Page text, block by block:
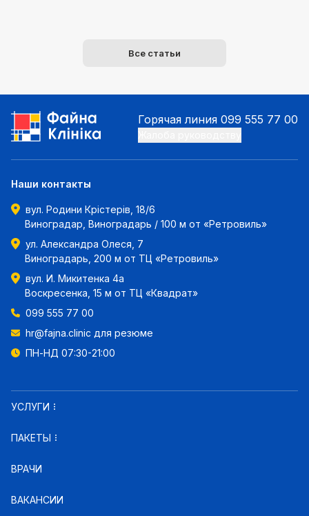
Все статьи
Горячая линия 099 555 77 00
Наши контакты
вул. Родини Крістерів, 18/6
Виноградар, Виноградарь / 100 м от «Ретровиль»
ул. Александра Олеся, 7
Виноградарь, 200 м от ТЦ «Ретровиль»
вул. И. Микитенка 4а
Воскресенка, 15 м от ТЦ «Квадрат»
099 555 77 00
hr@fajna.clinic для резюме
ПН-НД 07:30-21:00
УСЛУГИ
ПАКЕТЫ
ВРАЧИ
ВАКАНСИИ